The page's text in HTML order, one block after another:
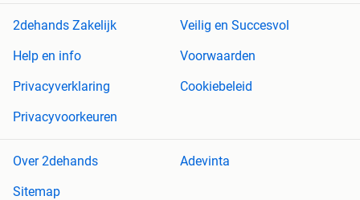
2dehands Zakelijk
Veilig en Succesvol
Help en info
Voorwaarden
Privacyverklaring
Cookiebeleid
Privacyvoorkeuren
Over 2dehands
Adevinta
Sitemap